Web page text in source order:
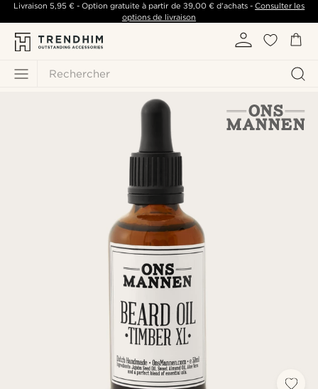
Rechercher
Livraison 5,95 €- Option gratuite à partir de 39,00 €d'achats -Consulter les
options de livraison